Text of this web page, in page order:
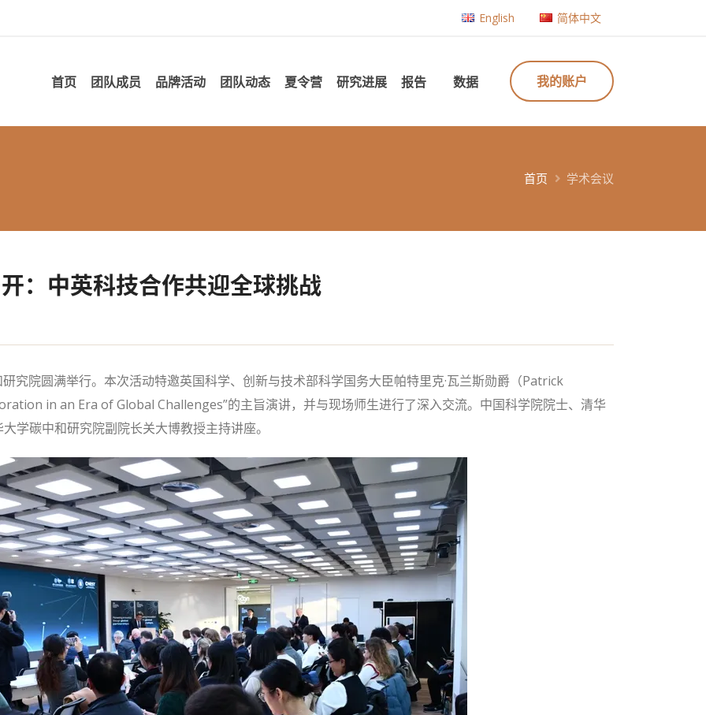
English 简体中文
首页 团队成员 品牌活动 团队动态 夏令营 研究进展 报告 数据 我的账户
首页 学术会议
：中英科技合作共迎全球挑战
究院圆满举行。本次活动特邀英国科学、创新与技术部科学国务大臣帕特里克·瓦兰斯勋爵（Patrick
in an Era of Global Challenges”的主旨演讲，并与现场师生进行了深入交流。中国科学院院士、清华
学碳中和研究院副院长关大博教授主持讲座。